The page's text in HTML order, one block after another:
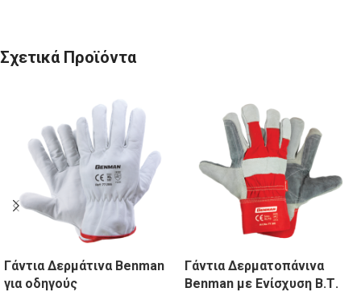
Σχετικά Προϊόντα
Γάντια Δερμάτινα Benman
για οδηγούς
Γάντια Δερματοπάνινα
Benman με Ενίσχυση Β.Τ.